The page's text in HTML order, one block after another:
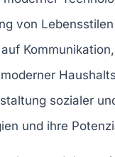
von
sozialer
und ihre